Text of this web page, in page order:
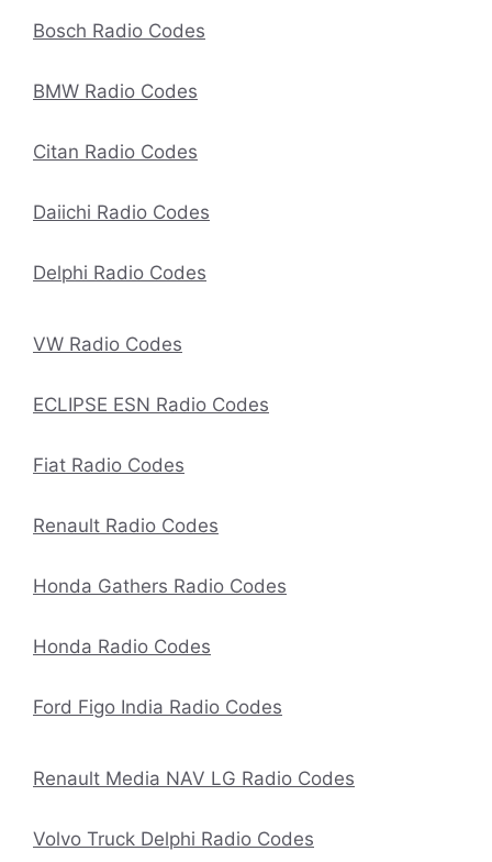
Bosch Radio Codes
BMW Radio Codes
Citan Radio Codes
Daiichi Radio Codes
Delphi Radio Codes
VW Radio Codes
ECLIPSE ESN Radio Codes
Fiat Radio Codes
Renault Radio Codes
Honda Gathers Radio Codes
Honda Radio Codes
Ford Figo India Radio Codes
Renault Media NAV LG Radio Codes
Volvo Truck Delphi Radio Codes